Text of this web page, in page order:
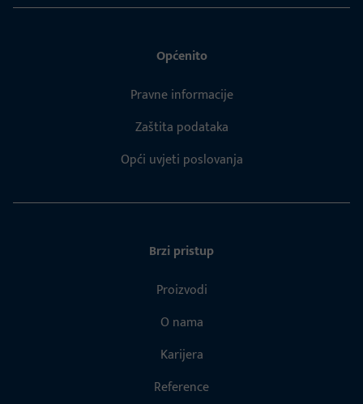
Općenito
Pravne informacije
Zaštita podataka
Opći uvjeti poslovanja
Brzi pristup
Proizvodi
O nama
Karijera
Reference